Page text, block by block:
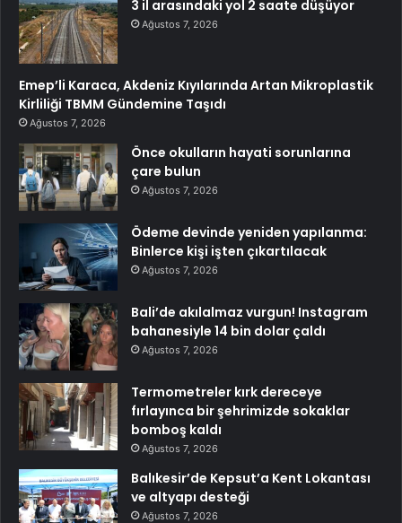
3 il arasındaki yol 2 saate düşüyor
Ağustos 7, 2026
Emep’li Karaca, Akdeniz Kıyılarında Artan Mikroplastik
Kirliliği TBMM Gündemine Taşıdı
Ağustos 7, 2026
Önce okulların hayati sorunlarına
çare bulun
Ağustos 7, 2026
Ödeme devinde yeniden yapılanma:
Binlerce kişi işten çıkartılacak
Ağustos 7, 2026
Bali’de akılalmaz vurgun! Instagram
bahanesiyle 14 bin dolar çaldı
Ağustos 7, 2026
Termometreler kırk dereceye
fırlayınca bir şehrimizde sokaklar
bomboş kaldı
Ağustos 7, 2026
Balıkesir’de Kepsut’a Kent Lokantası
ve altyapı desteği
Ağustos 7, 2026